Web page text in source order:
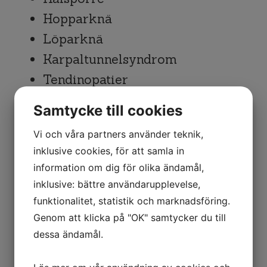
Hopparknä
Löparknä
Karpaltunnelsyndrom
Tendinopatier
Boka tid nu!
Samtycke till cookies
Vi och våra partners använder teknik,
inklusive cookies, för att samla in
information om dig för olika ändamål,
inklusive: bättre användarupplevelse,
funktionalitet, statistik och marknadsföring.
Genom att klicka på "OK" samtycker du till
dessa ändamål.